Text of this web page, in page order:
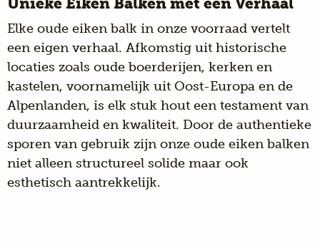
Elke oude eiken balk in onze voorraad vertelt
een eigen verhaal. Afkomstig uit historische
locaties zoals oude boerderijen, kerken en
kastelen, voornamelijk uit Oost-Europa en de
Alpenlanden, is elk stuk hout een testament van
duurzaamheid en kwaliteit. Door de authentieke
sporen van gebruik zijn onze oude eiken balken
niet alleen structureel solide maar ook
esthetisch aantrekkelijk.